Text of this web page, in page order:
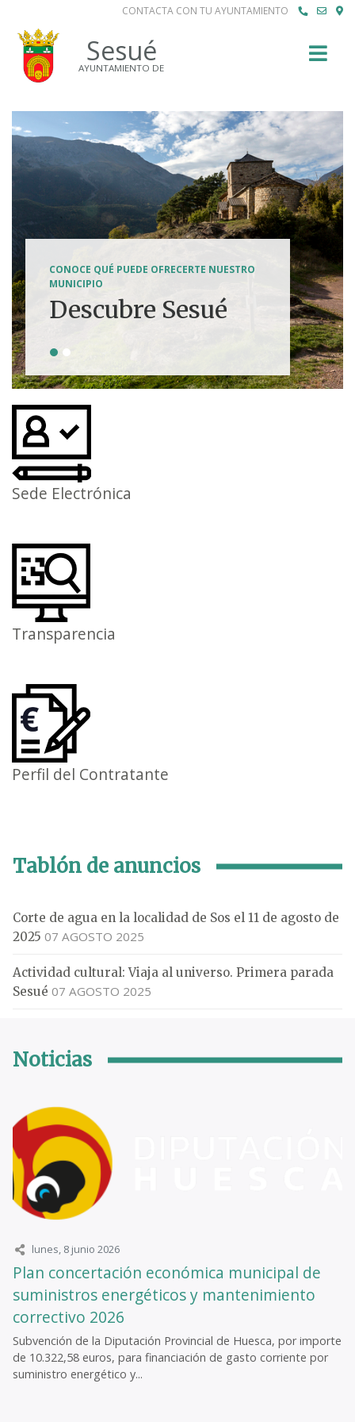
CONTACTA CON TU AYUNTAMIENTO
Sesué
AYUNTAMIENTO DE
CONOCE QUÉ PUEDE OFRECERTE NUESTRO
MUNICIPIO
Descubre Sesué
Tierra de
aventuras
Sede Electrónica
Transparencia
Perfil del Contratante
Tablón de anuncios
Corte de agua en la localidad de Sos el 11 de agosto de
2025 07 AGOSTO 2025
Actividad cultural: Viaja al universo. Primera parada
Sesué 07 AGOSTO 2025
Noticias
lunes, 8 junio 2026
Plan concertación económica municipal de
suministros energéticos y mantenimiento
correctivo 2026
Subvención de la Diputación Provincial de Huesca, por importe
de 10.322,58 euros, para financiación de gasto corriente por
suministro energético y...